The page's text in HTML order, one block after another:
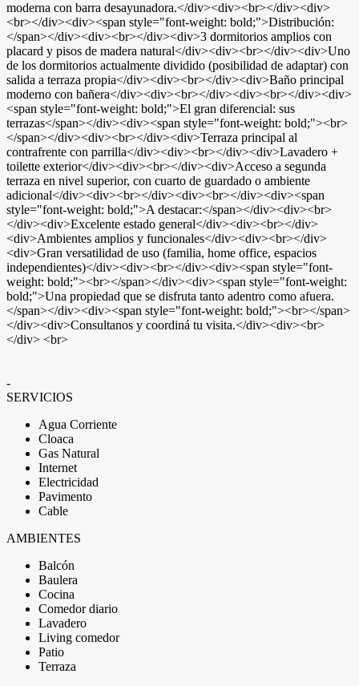
moderna con barra desayunadora.</div><div><br></div><div>
<br></div><div><span style="font-weight: bold;">Distribución:
</span></div><div><br></div><div>3 dormitorios amplios con
placard y pisos de madera natural</div><div><br></div><div>Uno
de los dormitorios actualmente dividido (posibilidad de adaptar) con
salida a terraza propia</div><div><br></div><div>Baño principal
moderno con bañera</div><div><br></div><div><br></div><div>
<span style="font-weight: bold;">El gran diferencial: sus
terrazas</span></div><div><span style="font-weight: bold;"><br>
</span></div><div><br></div><div>Terraza principal al
contrafrente con parrilla</div><div><br></div><div>Lavadero +
toilette exterior</div><div><br></div><div>Acceso a segunda
terraza en nivel superior, con cuarto de guardado o ambiente
adicional</div><div><br></div><div><br></div><div><span
style="font-weight: bold;">A destacar:</span></div><div><br>
</div><div>Excelente estado general</div><div><br></div>
<div>Ambientes amplios y funcionales</div><div><br></div>
<div>Gran versatilidad de uso (familia, home office, espacios
independientes)</div><div><br></div><div><span style="font-
weight: bold;"><br></span></div><div><span style="font-weight:
bold;">Una propiedad que se disfruta tanto adentro como afuera.
</span></div><div><span style="font-weight: bold;"><br></span>
</div><div>Consultanos y coordiná tu visita.</div><div><br>
</div> <br>
-
SERVICIOS
Agua Corriente
Cloaca
Gas Natural
Internet
Electricidad
Pavimento
Cable
AMBIENTES
Balcón
Baulera
Cocina
Comedor diario
Lavadero
Living comedor
Patio
Terraza